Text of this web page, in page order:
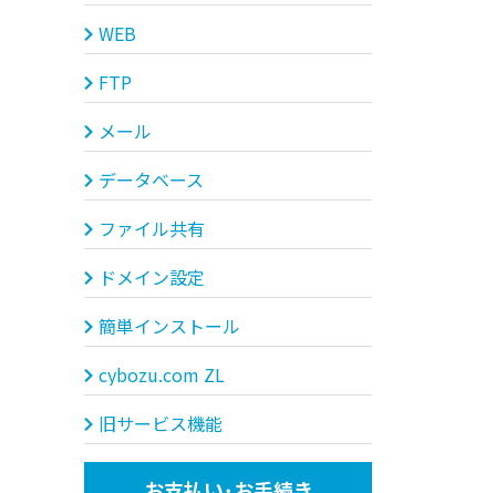
WEB
FTP
メール
データベース
ファイル共有
ドメイン設定
簡単インストール
cybozu.com ZL
旧サービス機能